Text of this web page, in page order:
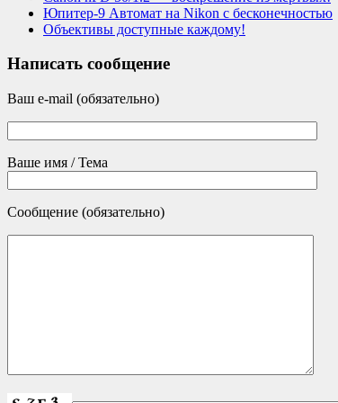
Юпитер-9 Автомат на Nikon с бесконечностью
Объективы доступные каждому!
Написать сообщение
Ваш e-mail (обязательно)
Ваше имя / Тема
Сообщение (обязательно)